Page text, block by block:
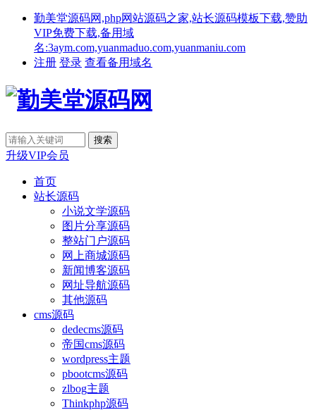
勤美堂源码网,php网站源码之家,站长源码模板下载,赞助
VIP免费下载,备用域
名:3aym.com,yuanmaduo.com,yuanmaniu.com
注册 登录 查看备用域名
升级VIP会员
首页
站长源码
小说文学源码
图片分享源码
整站门户源码
网上商城源码
新闻博客源码
网址导航源码
其他源码
cms源码
dedecms源码
帝国cms源码
wordpress主题
pbootcms源码
zlbog主题
Thinkphp源码